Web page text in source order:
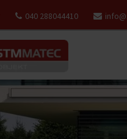
040 288044410